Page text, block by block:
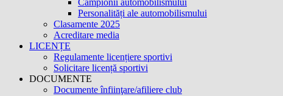
Campionii automobilismului
Personalități ale automobilismului
Clasamente 2025
Acreditare media
LICENȚE
Regulamente licențiere sportivi
Solicitare licență sportivi
DOCUMENTE
Documente înfiinţare/afiliere club